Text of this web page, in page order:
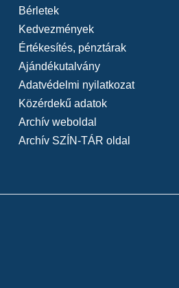
Bérletek
Kedvezmények
Értékesítés, pénztárak
Ajándékutalvány
Adatvédelmi nyilatkozat
Közérdekű adatok
Archív weboldal
Archív SZÍN-TÁR oldal